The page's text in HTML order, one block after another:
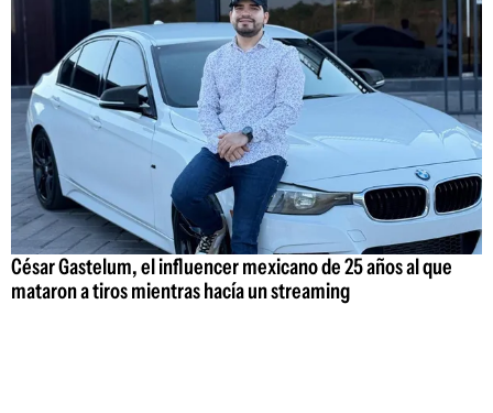
César Gastelum, el influencer mexicano de 25 años al que
mataron a tiros mientras hacía un streaming